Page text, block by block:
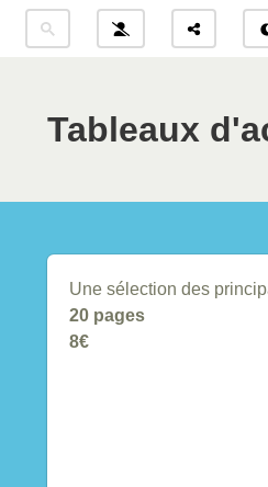
Tableaux
Une sélection des
20 pages
8€